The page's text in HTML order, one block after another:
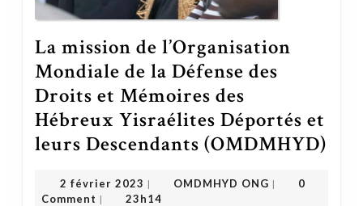
La mission de l’Organisation
Mondiale de la Défense des
Droits et Mémoires des
Hébreux Yisraélites Déportés et
leurs Descendants (OMDMHYD)
2 février 2023 | OMDMHYD ONG |
0
Comment | 23h14